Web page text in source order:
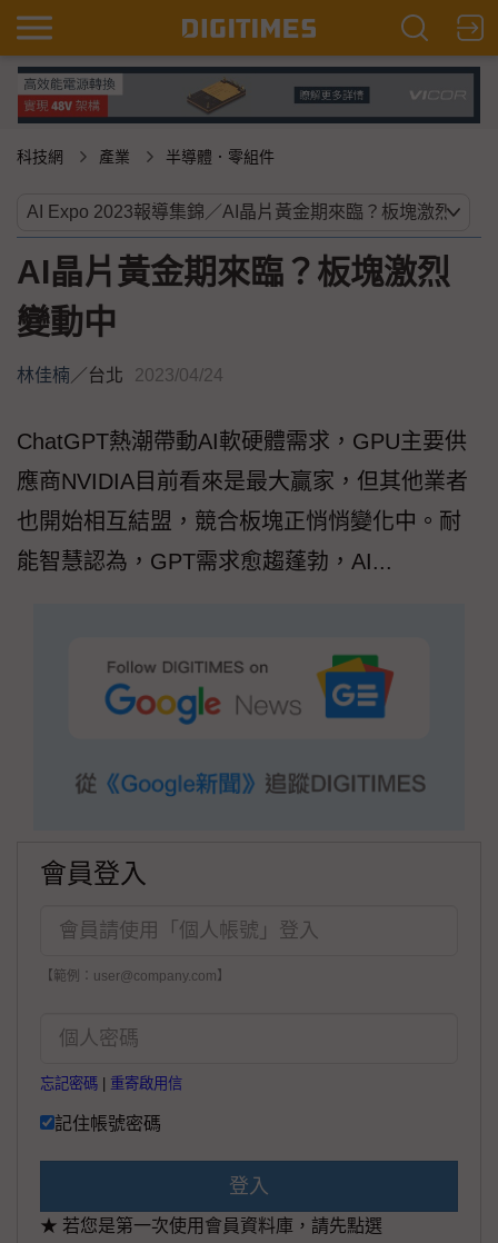
科技網 產業 半導體．零組件
AI晶片黃金期來臨？板塊激烈
變動中
林佳楠／台北 2023/04/24
ChatGPT熱潮帶動AI軟硬體需求，GPU主要供
應商NVIDIA目前看來是最大贏家，但其他業者
也開始相互結盟，競合板塊正悄悄變化中。耐
能智慧認為，GPT需求愈趨蓬勃，AI...
會員登入
【範例：user@company.com】
忘記密碼 重寄啟用信
記住帳號密碼
登入
★ 若您是第一次使用會員資料庫，請先點選